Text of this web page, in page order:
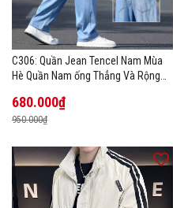
C306: Quần Jean Tencel Nam Mùa
Hè Quần Nam ống Thẳng Và Rộng
680.000₫
950.000₫